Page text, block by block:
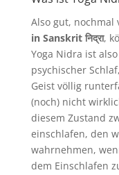
Also gut, nochmal
in Sanskrit निद्रा,
Yoga Nidra ist
psychischer
Geist völlig
(noch) nicht
diesem Zustand
einschlafen, den
wahrnehmen,
dem Einschlafen